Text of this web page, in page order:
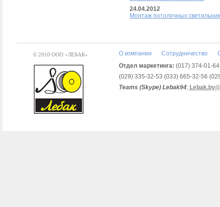
24.04.2012
Монтаж потолочных
© 2010 ООО «ЛЕБАК» О компании Сотрудничество
Отдел маркетинга: (017) 374-01-
(029) 335-32-53 (033) 665-32-56
Teams (Skype) Lebak94;